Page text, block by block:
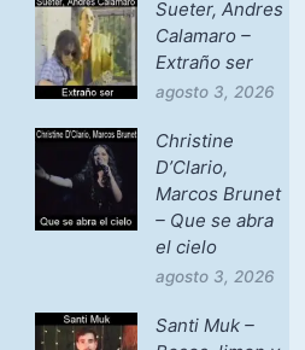
Sueter, Andres
Calamaro –
Extraño ser
agosto 3, 2026
Christine
D’Clario,
Marcos Brunet
– Que se abra
el cielo
agosto 3, 2026
Santi Muk –